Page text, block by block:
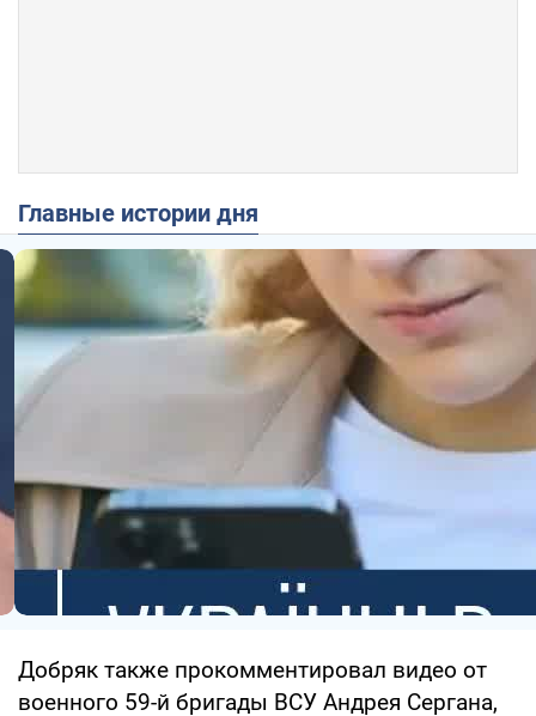
Главные истории дня
Добряк также прокомментировал видео от
военного 59-й бригады ВСУ Андрея Сергана,